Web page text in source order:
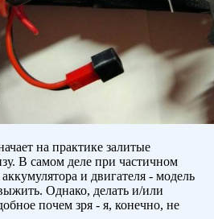
на практике залитые
В самом деле при частичном
и двигателя - модель
Однако, делать и/или
почем зря - я, конечно, не